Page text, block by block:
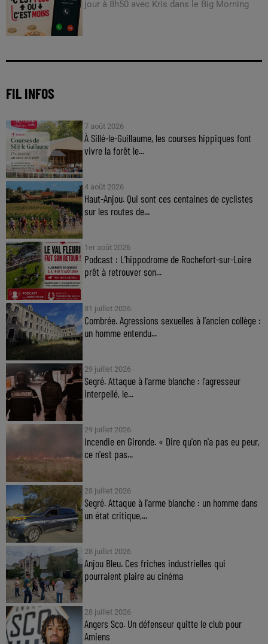
jour à 8h50 avec Kris dans le Big Morning
FIL INFOS
7 août 2026
À Sillé-le-Guillaume, les courses hippiques font
vivre la forêt le...
4 août 2026
Haut-Anjou. Qui sont ces centaines de cyclistes
sur les routes de...
1er août 2026
Podcast : L’hippodrome de Rochefort-sur-Loire
prêt à retrouver son...
31 juillet 2026
Combrée. Agressions sexuelles à l'ancien collège :
un homme entendu...
29 juillet 2026
Segré. Attaque à l'arme blanche : l'agresseur
interpellé, le...
29 juillet 2026
Incendie en Gironde. « Dire qu'on n'a pas eu peur,
ce n'est pas...
28 juillet 2026
Segré. Attaque à l'arme blanche : un homme dans
un état critique,...
28 juillet 2026
Anjou Bleu. Ces friches industrielles qui
pourraient plaire au cinéma
28 juillet 2026
Angers Sco. Un défenseur quitte le club pour
Amiens